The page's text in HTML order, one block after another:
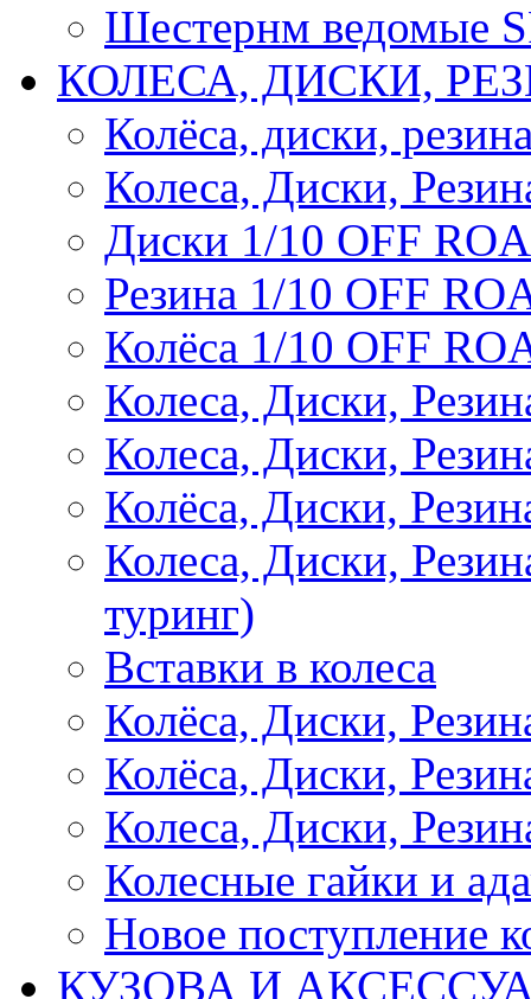
Шестернм ведомые
КОЛЕСА, ДИСКИ,
Колёса, диски,
Колеса, Диски,
Диски 1/10 OFF
Резина 1/10 OFF
Колёса 1/10 OFF
Колеса, Диски,
Колеса, Диски,
Колёса, Диски,
Колеса, Диски,
туринг)
Вставки в колеса
Колёса, Диски,
Колёса, Диски,
Колеса, Диски,
Колесные гайки и
Новое поступление
КУЗОВА И